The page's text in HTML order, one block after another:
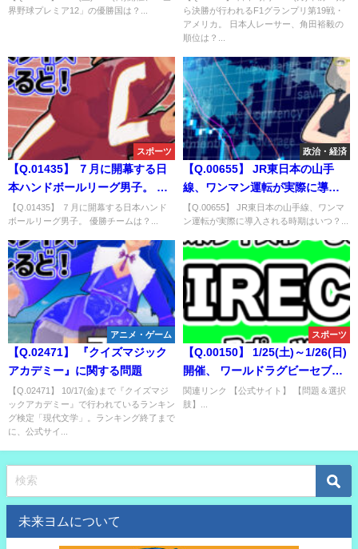
界野球プレミア12」の優勝国は？...
本人レーサー、角田裕毅の順位
は？
ら決勝が行われるF1グランプリ第19戦・
アメリカ。 日本人レーサー、角田裕毅の
順位は？...
スポーツ
【Q.01435】 ７月に開幕する日
本ハンドボールリーグ男子。 優
勝チームは？
【Q.01435】 ７月に開幕する日本ハンド
ボールリーグ男子。 優勝チームは？...
政治・経済
【Q.00655】 JR東日本の山手
線、ワンマン運転が実際に導入
される時期はいつ？
【Q.00655】 JR東日本の山手線、ワンマ
ン運転が実際に導入される時期はいつ？...
アニメ・ゲーム
【Q.02471】 『クイズマジック
アカデミー』に関する問題
【Q.02471】 10/17(金)まで『クイズマジ
ックアカデミー』で行われているランキン
グ検定「現代文学」。ランキング終了まで
に、公式サイ...
スポーツ
【Q.00150】 1/25(土)～1/26(日)
開催、 ワールドラグビーセブン
ズシリーズ。 男子第3戦ハミルト
ンの優勝国は？
関連リンク 【公式サイト】 【問題＆選択
肢】...
未来ヨムについて